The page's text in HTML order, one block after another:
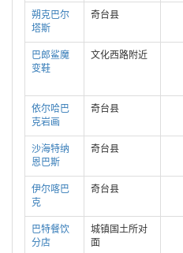
朔克巴尔
塔斯
奇台县
巴郎鲨魔
变鞋
文化西路附近
依尔哈巴
克岩画
奇台县
沙海特纳
恩巴斯
奇台县
伊尔喀巴
克
奇台县
巴特餐饮
分店
城镇国土所对
面